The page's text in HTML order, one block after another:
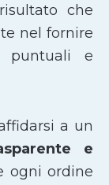
che
nel fornire
puntuali e
a un
e
ogni ordine